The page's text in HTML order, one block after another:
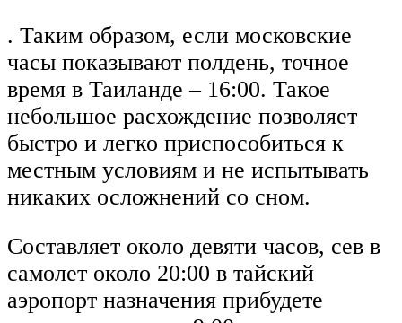
. Таким образом, если московские
часы показывают полдень, точное
время в Таиланде – 16:00. Такое
небольшое расхождение позволяет
быстро и легко приспособиться к
местным условиям и не испытывать
никаких осложнений со сном.
Составляет около девяти часов, сев в
самолет около 20:00 в тайский
аэропорт назначения прибудете